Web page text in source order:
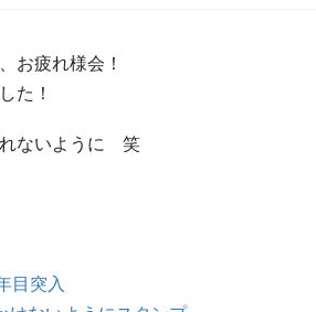
お疲れ様会！
た！
ないように 笑
目突入